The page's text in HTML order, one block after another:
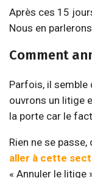
Après ces 15
Nous en
Comment
Parfois, il semble
ouvrons un litige
la porte car le
Rien ne se
aller à cette
« Annuler le litige